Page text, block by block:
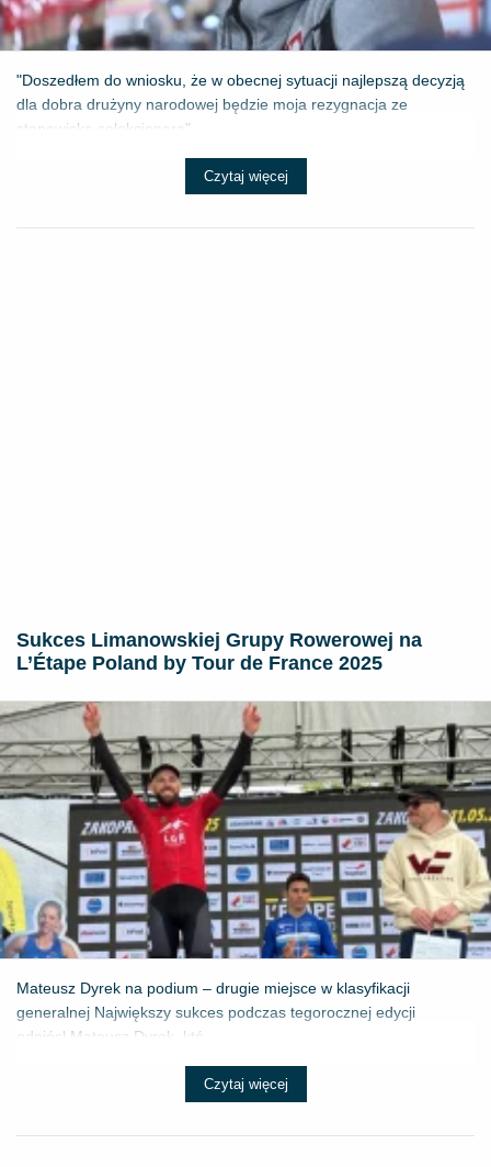
"Doszedłem do wniosku, że w obecnej sytuacji najlepszą decyzją
dla dobra drużyny narodowej będzie moja rezygnacja ze
stanowiska selekcjonera" - ...
Czytaj więcej
Sukces Limanowskiej Grupy Rowerowej na
L’Étape Poland by Tour de France 2025
Mateusz Dyrek na podium – drugie miejsce w klasyfikacji
generalnej Największy sukces podczas tegorocznej edycji
odniósł Mateusz Dyrek, któ...
Czytaj więcej